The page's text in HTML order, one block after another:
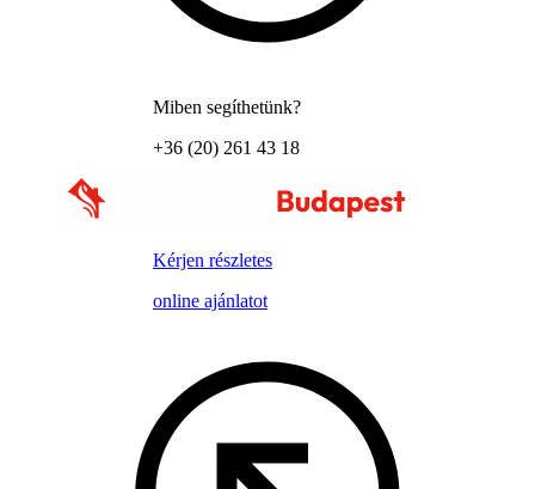
Miben segíthetünk?
+36 (20) 261 43 18
Kérjen részletes
online ajánlatot